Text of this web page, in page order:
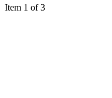
Item 1 of 3